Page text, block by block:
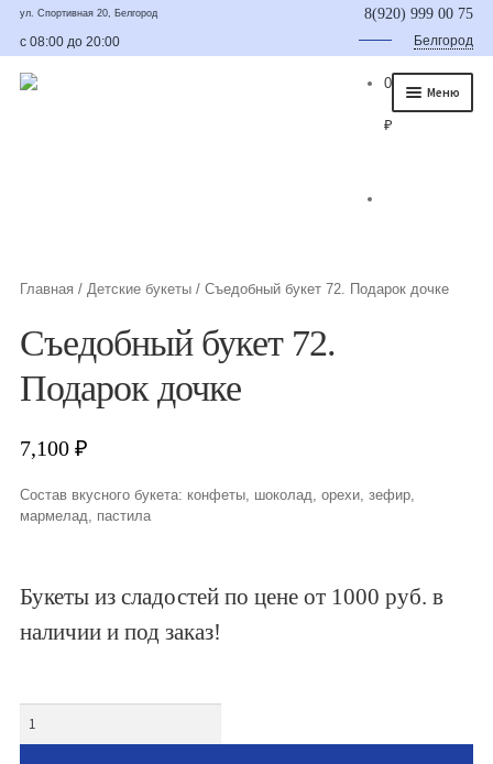
ул. Спортивная 20, Белгород
с 08:00 до 20:00
8(920) 999 00 75
Белгород
Меню
Букеты из сухофруктов и орехов
Букеты из клубники и ягод
Детские букеты
Букет учителю
0
₽
Главная /Детские букеты /Съедобный букет 72. Подарок дочке
Съедобный букет 72.
Подарок дочке
7,100₽
Состав вкусного букета: конфеты, шоколад, орехи, зефир,
мармелад, пастила
Букеты из сладостей по цене от 1000 руб. в
наличии и под заказ!